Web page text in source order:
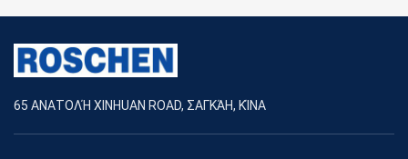
65 ΑΝΑΤΟΛΉ XINHUAN ROAD, ΣΑΓΚΆΗ, ΚΊΝΑ